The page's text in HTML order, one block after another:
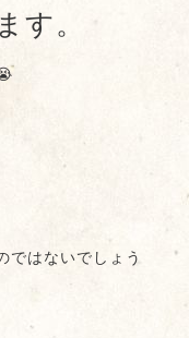
す。
ではないでしょう